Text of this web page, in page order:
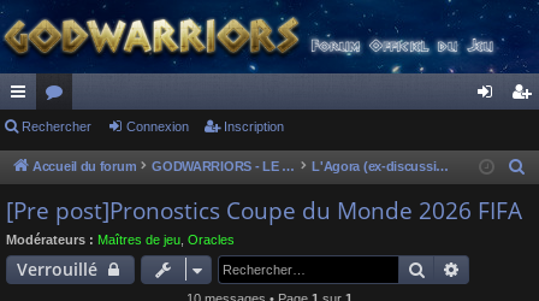
ac
co
ur
ci
or
u
s
ne
xi
cri
pti
Rechercher Connexion Inscription
Accueil du forum GODWARRIORS - LE JEU L'Agora (ex-discussions of the dead)
[Pre post]Pronostics Coupe du Monde 2026 FIFA
Modérateurs : Maîtres de jeu Oracles
Verrouillé Rechercher
10 messages • Page 1 sur 1